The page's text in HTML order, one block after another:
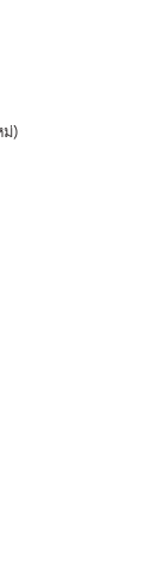
ม่)